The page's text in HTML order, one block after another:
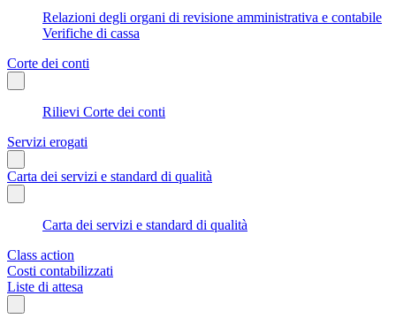
Relazioni degli organi di revisione amministrativa e contabile
Verifiche di cassa
Corte dei conti
Rilievi Corte dei conti
Servizi erogati
Carta dei servizi e standard di qualità
Carta dei servizi e standard di qualità
Class action
Costi contabilizzati
Liste di attesa